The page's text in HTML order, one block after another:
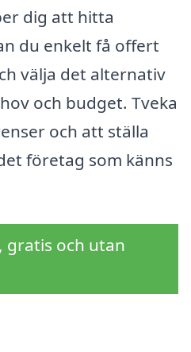
dig att hitta
du enkelt få offert
välja det alternativ
och budget. Tveka
och att ställa
företag som känns
gratis och utan